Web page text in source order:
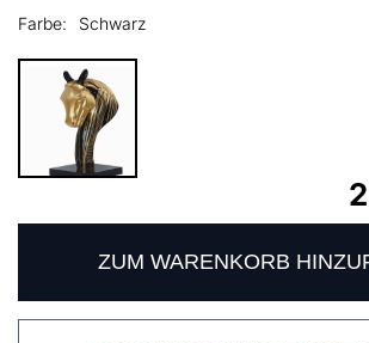
Farbe: Schwarz
ZUM WARENKORB